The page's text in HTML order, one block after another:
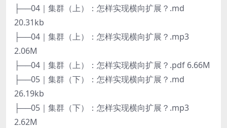
├──04｜集群（上）：怎样实现横向扩展？.md
20.31kb
├──04｜集群（上）：怎样实现横向扩展？.mp3
2.06M
├──04｜集群（上）：怎样实现横向扩展？.pdf 6.66M
├──05｜集群（下）：怎样实现横向扩展？.md
26.19kb
├──05｜集群（下）：怎样实现横向扩展？.mp3
2.62M